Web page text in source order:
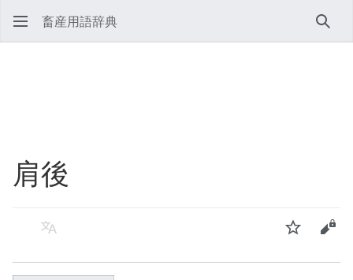
畜産用語辞典 検索
肩後
言語 ウォッチソ